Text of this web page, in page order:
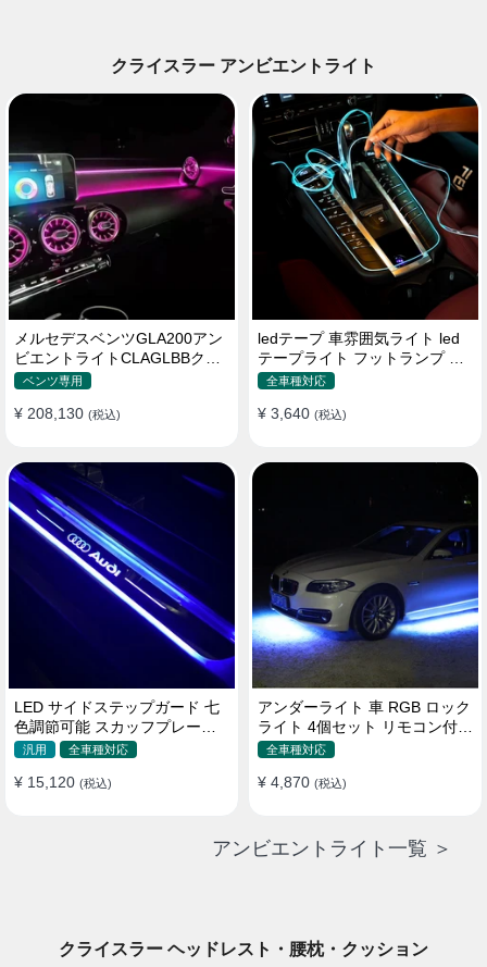
クライスラー アンビエントライト
メルセデスベンツGLA200アン
ビエントライトCLAGLBBクラ
スルミナスタービンエアアウト
ルカムライト
ベンツ専用
¥ 208,130 (税込)
ledテープ 車雰囲気ライト led
テープライト フットランプ 車
内装飾 USB 3メートル
全車種対応
¥ 3,640 (税込)
LED サイドステップガード 七
色調節可能 スカッフプレート
汎用 全車種対応
¥ 15,120 (税込)
アンダーライト 車 RGB ロック
ライト 4個セット リモコン付き
ボタンスイッチ付き 多機能 車
水 おしゃれ
全車種対応
¥ 4,870 (税込)
アンビエントライト一覧 ＞
クライスラー ヘッドレスト・腰枕・クッション